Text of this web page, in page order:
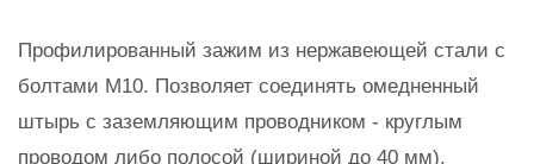
Профилированный зажим из нержавеющей стали с
болтами М10. Позволяет соединять омедненный
штырь с заземляющим проводником - круглым
проводом либо полосой (шириной до 40 мм).